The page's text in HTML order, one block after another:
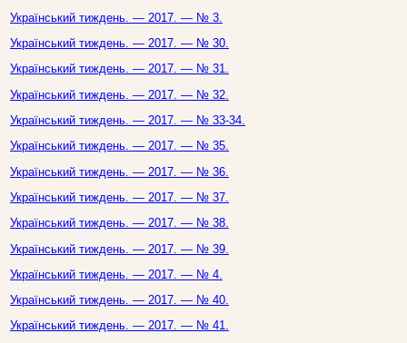
Український тиждень. — 2017. — № 3.
Український тиждень. — 2017. — № 30.
Український тиждень. — 2017. — № 31.
Український тиждень. — 2017. — № 32.
Український тиждень. — 2017. — № 33-34.
Український тиждень. — 2017. — № 35.
Український тиждень. — 2017. — № 36.
Український тиждень. — 2017. — № 37.
Український тиждень. — 2017. — № 38.
Український тиждень. — 2017. — № 39.
Український тиждень. — 2017. — № 4.
Український тиждень. — 2017. — № 40.
Український тиждень. — 2017. — № 41.